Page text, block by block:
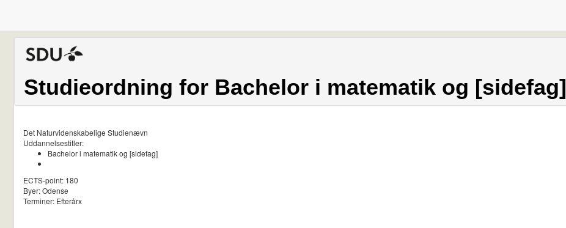
Studieordning for Bachelor i matematik og [sidefag]
Det Naturvidenskabelige Studienævn
Uddannelsestitler:
Bachelor i matematik og [sidefag]
ECTS-point: 180
Byer: Odense
Terminer: Efterårx